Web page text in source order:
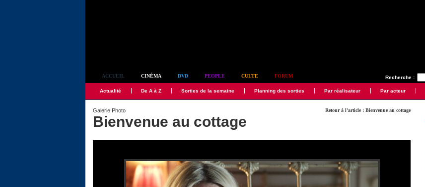
Recherche :
ACCUEIL CINÉMA DVD PEOPLE CULTE FORUM
Actualité De A à Z Sorties de la semaine Planning des sorties Par réalisateur Par acteur
Retour à l'article : Bienvenue au cottage
Galerie Photo
Bienvenue au cottage